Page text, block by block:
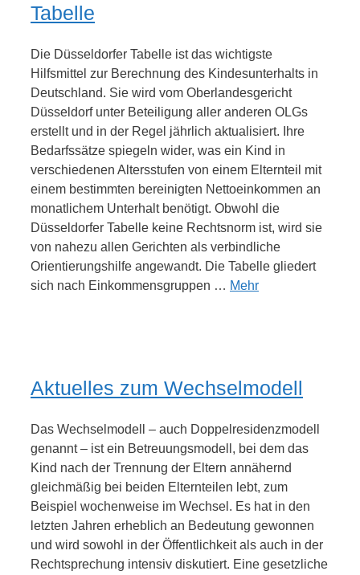
Tabelle
Die Düsseldorfer Tabelle ist das wichtigste
Hilfsmittel zur Berechnung des Kindesunterhalts in
Deutschland. Sie wird vom Oberlandesgericht
Düsseldorf unter Beteiligung aller anderen OLGs
erstellt und in der Regel jährlich aktualisiert. Ihre
Bedarfssätze spiegeln wider, was ein Kind in
verschiedenen Altersstufen von einem Elternteil mit
einem bestimmten bereinigten Nettoeinkommen an
monatlichem Unterhalt benötigt. Obwohl die
Düsseldorfer Tabelle keine Rechtsnorm ist, wird sie
von nahezu allen Gerichten als verbindliche
Orientierungshilfe angewandt. Die Tabelle gliedert
sich nach Einkommensgruppen … Mehr
Aktuelles zum Wechselmodell
Das Wechselmodell – auch Doppelresidenzmodell
genannt – ist ein Betreuungsmodell, bei dem das
Kind nach der Trennung der Eltern annähernd
gleichmäßig bei beiden Elternteilen lebt, zum
Beispiel wochenweise im Wechsel. Es hat in den
letzten Jahren erheblich an Bedeutung gewonnen
und wird sowohl in der Öffentlichkeit als auch in der
Rechtsprechung intensiv diskutiert. Eine gesetzliche